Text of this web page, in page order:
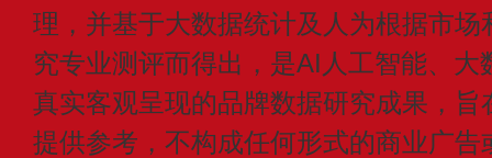
理，并基于大数据统计及人为根据市
究专业测评而得出，是AI人工智能、
真实客观呈现的品牌数据研究成果，
提供参考，不构成任何形式的商业广